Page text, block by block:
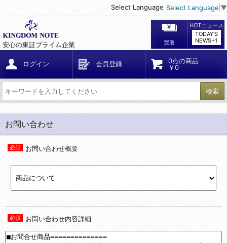
Select Language Select Language ▼
安心の東証プライム企業 買取
HOTニュース
TODAY'S
NEWS+1
ログイン 会員登録
0点の商品
￥0
検索
お問い合わせ
お問い合わせ概要
お問い合わせ内容詳細